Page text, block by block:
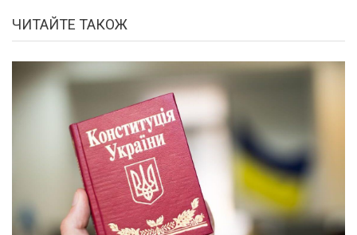
ЧИТАЙТЕ ТАКОЖ